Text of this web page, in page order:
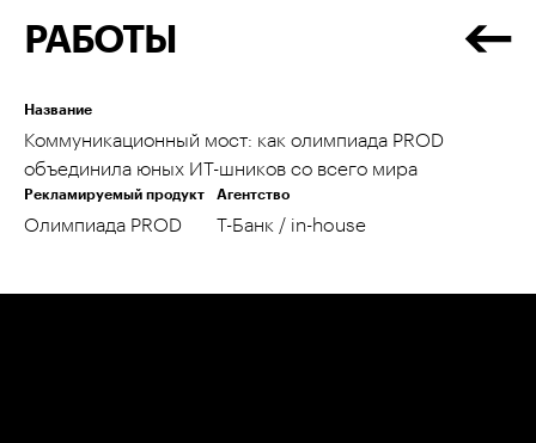
РАБОТЫ
Название
Коммуникационный мост: как олимпиада PROD
объединила юных ИТ-шников со всего мира
Рекламируемый продукт
Олимпиада PROD
Агентство
Т-Банк / in-house